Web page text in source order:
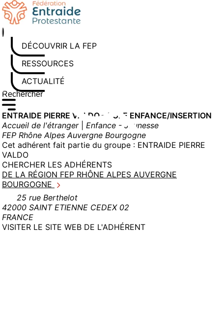
Aller
au
contenu
DÉCOUVRIR LA FEP
RESSOURCES
ACTUALITÉS
Rechercher sur le site
Saisissez au moins 3 caractères pour lancer la recherche
ENTRAIDE PIERRE VALDO – PÔLE ENFANCE/INSERTION
Accueil de l'étranger| Enfance - Jeunesse
FEP Rhône Alpes Auvergne Bourgogne
Cet adhérent fait partie du groupe : ENTRAIDE PIERRE
VALDO
CHERCHER LES ADHÉRENTS
DE LA RÉGION FEP RHÔNE ALPES AUVERGNE
BOURGOGNE
25 rue Berthelot
42000 SAINT ETIENNE CEDEX 02
FRANCE
VISITER LE SITE WEB DE L'ADHÉRENT(NOUVELLE